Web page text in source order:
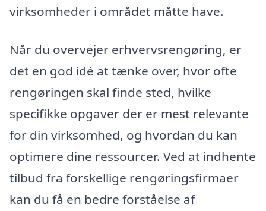
virksomheder i området måtte have.
Når du overvejer erhvervsrengøring, er
det en god idé at tænke over, hvor ofte
rengøringen skal finde sted, hvilke
specifikke opgaver der er mest relevante
for din virksomhed, og hvordan du kan
optimere dine ressourcer. Ved at indhente
tilbud fra forskellige rengøringsfirmaer
kan du få en bedre forståelse af